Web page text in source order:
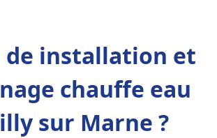
de installation et
chauffe eau
sur Marne ?